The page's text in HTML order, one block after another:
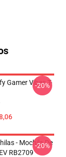
Gamer Vibes T-
-20%
- Mochila De
RB2709
-20%